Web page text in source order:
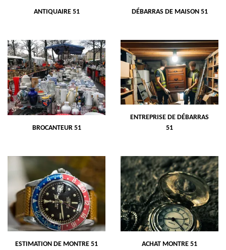
ANTIQUAIRE 51 DÉBARRAS DE MAISON 51
BROCANTEUR 51
ENTREPRISE DE DÉBARRAS
51
ESTIMATION DE MONTRE 51 ACHAT MONTRE 51